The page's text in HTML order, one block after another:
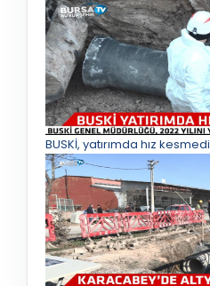
BUSKİ, yatırımda hız kesmedi